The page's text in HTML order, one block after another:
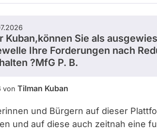
Kuban,können Sie als
Ihre Forderungen nach
?MfG P. B.
von Tilman Kuban
und Bürgern auf dieser
und auf diese auch zeitnah eine